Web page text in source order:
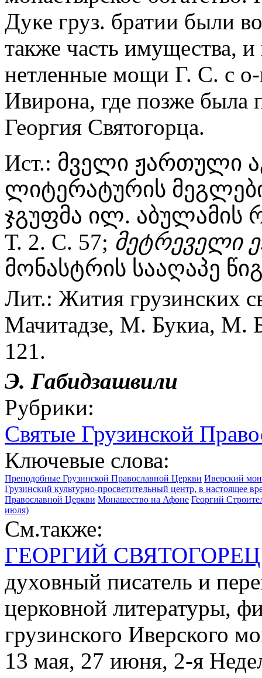
Дуке груз. братии были
также часть имущества,
нетленные мощи Г. С. с
Ивирона, где позже
Георгия Святогорца.
Ист.: მველი ჟართული
ლიტერატურის
ჯგუფმა ილ. აბულამის
Т. 2. С. 57; მეტრეველი ე
მონასტრის სააღაპე
Лит.: Жития грузинских
Мачитадзе, М. Букиа, М.
121.
Э. Габидзашвили
Рубрики:
Святые Грузинской
Ключевые слова:
Преподобные Грузинской Православной Церкви Иверский
Грузинский культурно-просветительный центр, в настоящее
Православной Церкви Монашество на Афоне Георгий
июля)
См.также:
ГЕОРГИЙ СВЯТОГОРЕЦ
духовный писатель и
церковной литературы,
грузинского Иверского
13 мая, 27 июня, 2-я